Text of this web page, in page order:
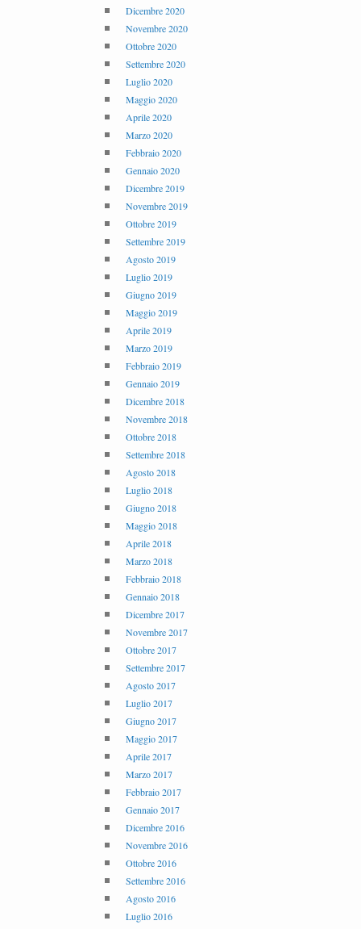
Dicembre 2020
Novembre 2020
Ottobre 2020
Settembre 2020
Luglio 2020
Maggio 2020
Aprile 2020
Marzo 2020
Febbraio 2020
Gennaio 2020
Dicembre 2019
Novembre 2019
Ottobre 2019
Settembre 2019
Agosto 2019
Luglio 2019
Giugno 2019
Maggio 2019
Aprile 2019
Marzo 2019
Febbraio 2019
Gennaio 2019
Dicembre 2018
Novembre 2018
Ottobre 2018
Settembre 2018
Agosto 2018
Luglio 2018
Giugno 2018
Maggio 2018
Aprile 2018
Marzo 2018
Febbraio 2018
Gennaio 2018
Dicembre 2017
Novembre 2017
Ottobre 2017
Settembre 2017
Agosto 2017
Luglio 2017
Giugno 2017
Maggio 2017
Aprile 2017
Marzo 2017
Febbraio 2017
Gennaio 2017
Dicembre 2016
Novembre 2016
Ottobre 2016
Settembre 2016
Agosto 2016
Luglio 2016